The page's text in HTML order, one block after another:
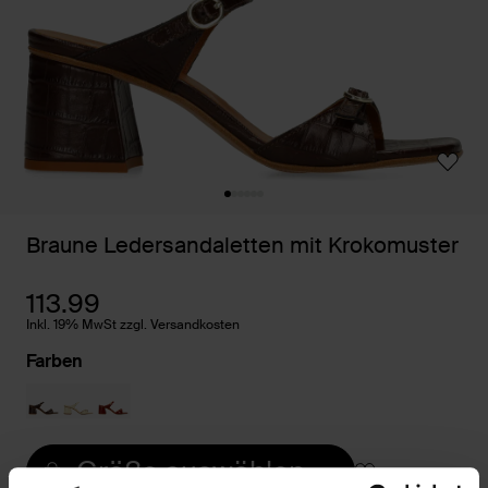
Braune Ledersandaletten mit Krokomuster
113.99
Inkl. 19% MwSt zzgl. Versandkosten
Farben
Größe auswählen